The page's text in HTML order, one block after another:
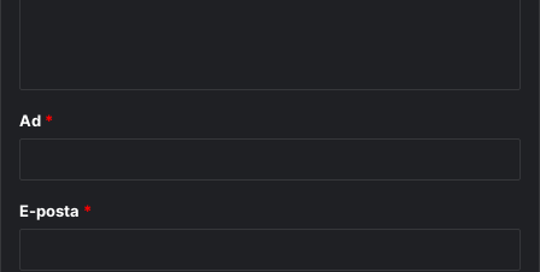
Ad *
E-posta *